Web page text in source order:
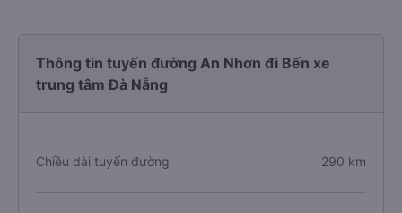
Thông tin tuyến đường An Nhơn đi Bến xe
trung tâm Đà Nẵng
Chiều dài tuyến đường 290 km